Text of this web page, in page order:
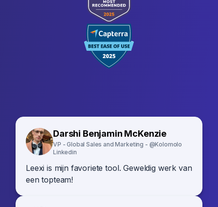
Darshi Benjamin McKenzie
VP - Global Sales and Marketing - @Kolomolo
Linkedin
Leexi is mijn favoriete tool. Geweldig werk van
een topteam!